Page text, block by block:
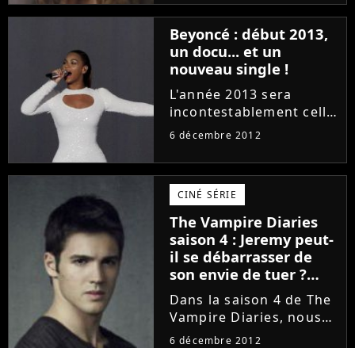
une compétition des
Sectionals qui s'est mal
terminée pour les New
Directions, nous
saurons...
Beyoncé : début 2013,
un docu... et un
nouveau single !
L'année 2013 sera
incontestablement celle
de Beyoncé. La star de
sera sur tous les fronts
dès le début de l'année.
En plus de son
documentaire très
attendu en...
6 décembre 2012
CINÉ SÉRIE
The Vampire Diaries
saison 4 : Jeremy peut-
il se débarrasser de
son envie de tuer ?
(SPOILER)
Dans la saison 4 de The
Vampire Diaries, nous
avons pu découvrir un
6 décembre 2012